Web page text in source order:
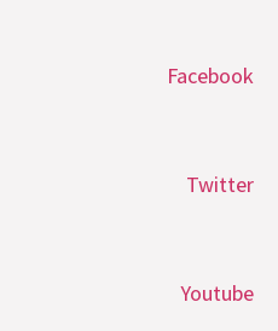
Facebook
Twitter
Youtube